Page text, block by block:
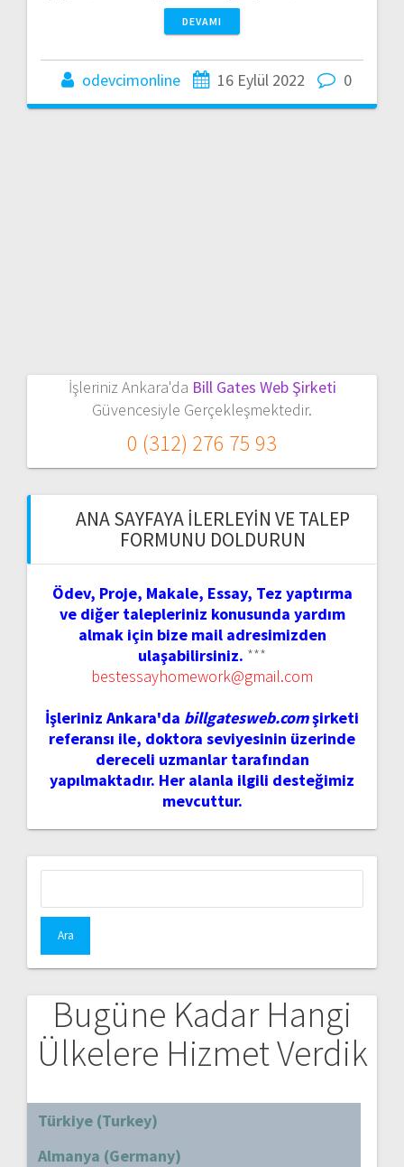
DEVAMI
odevcimonline 16 Eylül 2022 0
İşleriniz Ankara'da Bill Gates Web Şirketi
Güvencesiyle Gerçekleşmektedir.
0 (312) 276 75 93
ANA SAYFAYA İLERLEYIN VE TALEP
FORMUNU DOLDURUN
Ödev, Proje, Makale, Essay, Tez yaptırma
ve diğer talepleriniz konusunda yardım
almak için bize mail adresimizden
ulaşabilirsiniz. ***
bestessayhomework@gmail.com
İşleriniz Ankara'da billgatesweb.comşirketi
referansı ile, doktora seviyesinin üzerinde
dereceli uzmanlar tarafından
yapılmaktadır. Her alanla ilgili desteğimiz
mevcuttur.
Bugüne Kadar Hangi
Ülkelere Hizmet Verdik
Türkiye (Turkey)
Almanya (Germany)